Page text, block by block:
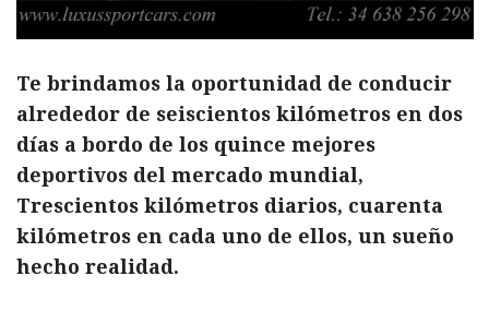
Te brindamos la oportunidad de conducir
alrededor de seiscientos kilómetros en dos
días a bordo de los quince mejores
deportivos del mercado mundial,
Trescientos kilómetros diarios, cuarenta
kilómetros en cada uno de ellos, un sueño
hecho realidad.